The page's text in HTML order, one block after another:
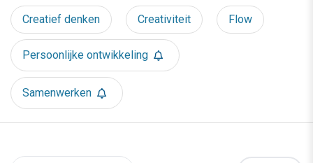
Creatief denken Creativiteit Flow
Persoonlijke ontwikkeling
Samenwerken